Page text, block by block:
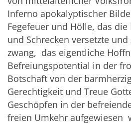
Inferno apokalyptischer
Fegefeuer und Hölle, das
und Schrecken versetzte
zwang, das eigentliche
Befreiungspotential in der
Botschaft von der
Gerechtigkeit und Treue
Geschöpfen in der
freien Umkehr aufgewiesen